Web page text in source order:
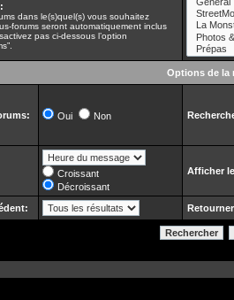
dans le(s)quel(s) vous souhaitez
forums seront automatiquement inclus
pas ci-dessous l’option
Options de la
Oui Non
Croissant
Décroissant
Afficher